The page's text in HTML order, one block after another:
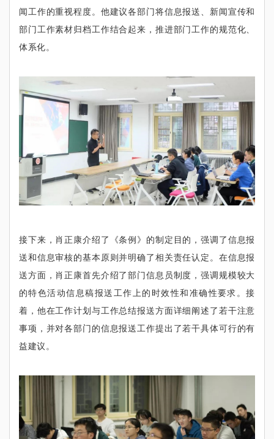
闻工作的重视程度。他建议各部门将信息报送、新闻宣传和
部门工作素材归档工作结合起来，推进部门工作的规范化、
体系化。
接下来，肖正康介绍了《条例》的制定目的，强调了信息报
送和信息审核的基本原则并明确了相关责任认定。在信息报
送方面，肖正康首先介绍了部门信息员制度，强调规模较大
的特色活动信息稿报送工作上的时效性和准确性要求。接
着，他在工作计划与工作总结报送方面详细阐述了若干注意
事项，并对各部门的信息报送工作提出了若干具体可行的有
益建议。